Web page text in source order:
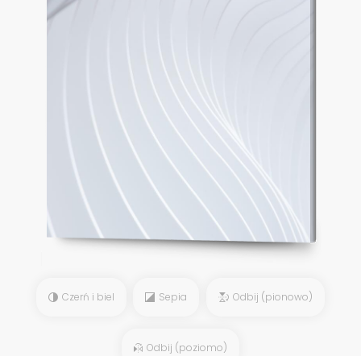
Czerń i biel Sepia Odbij (pionowo)
Odbij (poziomo)